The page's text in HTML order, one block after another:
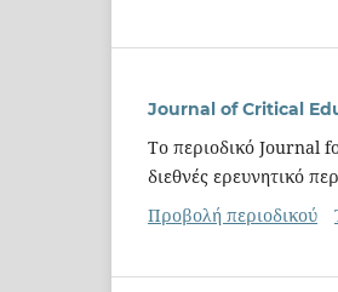
Journal of Critical
Το περιοδικό Journal
διεθνές ερευνητικό
Προβολή περιοδικού